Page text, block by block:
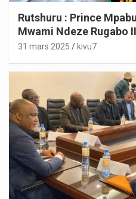
Rutshuru : Prince
Mwami Ndeze Rugabo
de l’Indépendance du
31 mars 2025 kivu7